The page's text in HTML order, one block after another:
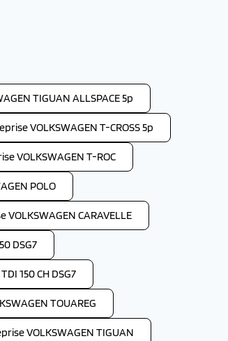
TIGUAN ALLSPACE 5p
VOLKSWAGEN T-CROSS 5p
VOLKSWAGEN T-ROC
POLO
VOLKSWAGEN CARAVELLE
DSG7
150 CH DSG7
TOUAREG
VOLKSWAGEN TIGUAN